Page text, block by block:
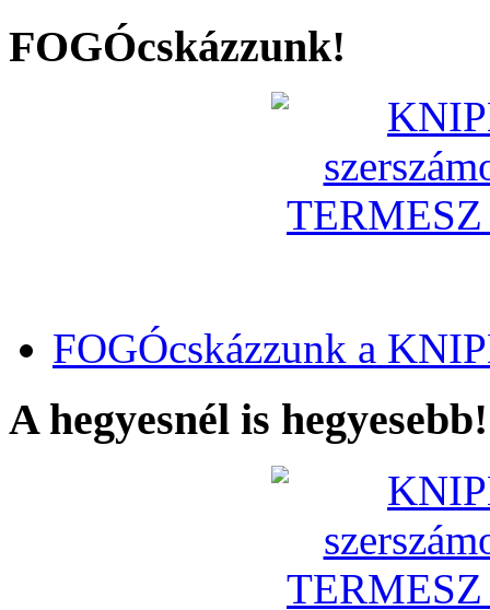
FOGÓcskázzunk!
FOGÓcskázzunk a
A hegyesnél is hegyesebb!